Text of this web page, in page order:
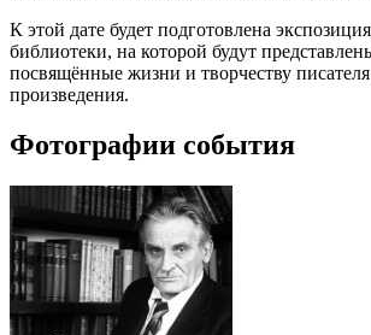
К этой дате будет подготовлена
библиотеки, на которой будут
посвящённые жизни и творчеству
произведения.
Фотографии события